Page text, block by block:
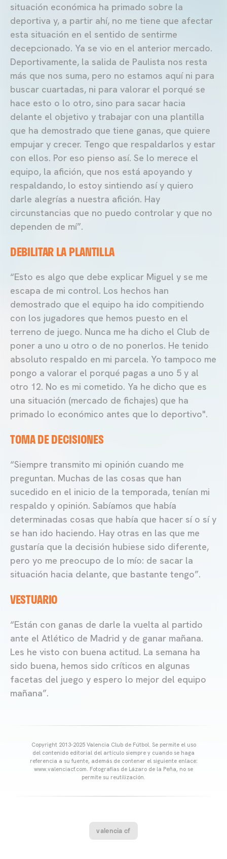
situación económica ha primado sobre la
deportiva y, a partir ahí, no me tiene que afectar
esta situación en el sentido de sentirme
decepcionado. Ya se vio en el anterior mercado.
Deportivamente, la salida de Paulista nos resta
más que nos suma, pero no estamos aquí ni para
buscar cuartadas, ni para valorar el porqué se
hace esto o lo otro, sino para sacar hacia
delante el objetivo y trabajar con una plantilla
que ha demostrado que tiene ganas, que quiere
empujar y crecer. Tengo que respaldarlos y estar
con ellos. Por eso pienso así. Se lo merece el
equipo, la afición, que nos está apoyando y
respaldando, lo estoy sintiendo así y quiero
darle alegrías a nuestra afición. Hay
circunstancias que no puedo controlar y que no
dependen de mí”.
DEBILITAR LA PLANTILLA
“Esto es algo que debe explicar Miguel y se me
escapa de mi control. Los hechos han
demostrado que el equipo ha ido compitiendo
con los jugadores que hemos puesto en el
terreno de juego. Nunca me ha dicho el Club de
poner a uno u otro o de no ponerlos. He tenido
absoluto respaldo en mi parcela. Yo tampoco me
pongo a valorar el porqué pagas a uno 5 y al
otro 12. No es mi cometido. Ya he dicho que es
una situación (mercado de fichajes) que ha
primado lo económico antes que lo deportivo".
TOMA DE DECISIONES
“Siempre transmito mi opinión cuando me
preguntan. Muchas de las cosas que han
sucedido en el inicio de la temporada, tenían mi
respaldo y opinión. Sabíamos que había
determinadas cosas que había que hacer sí o sí y
se han ido haciendo. Hay otras en las que me
gustaría que la decisión hubiese sido diferente,
pero yo me preocupo de lo mío: de sacar la
situación hacia delante, que bastante tengo”.
VESTUARIO
“Están con ganas de darle la vuelta al partido
ante el Atlético de Madrid y de ganar mañana.
Les he visto con buena actitud. La semana ha
sido buena, hemos sido críticos en algunas
facetas del juego y espero lo mejor del equipo
mañana”.
Copyright 2013-2025 Valencia Club de Fútbol. Se permite el uso
del contenido editorial del artículo siempre y cuando se haga
referencia a su fuente, además de contener el siguiente enlace:
www.valenciacf.com. Fotografías de Lázaro de la Peña, no se
permite su reutilización.
valencia cf